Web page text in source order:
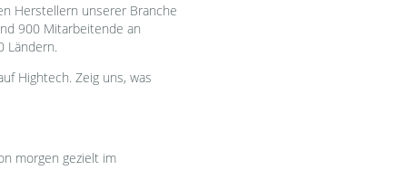
Herstellern unserer Branche
900 Mitarbeitende an
Ländern.
Hightech. Zeig uns, was
morgen gezielt im